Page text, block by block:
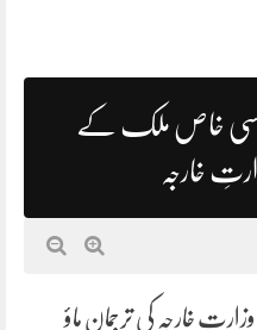
کسی خاص ملک کے
خارجہ
خارجہ کی ترجمان ماؤ